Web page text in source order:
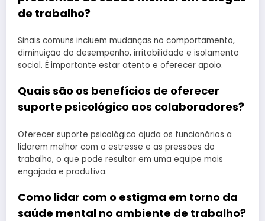
de trabalho?
Sinais comuns incluem mudanças no comportamento,
diminuição do desempenho, irritabilidade e isolamento
social. É importante estar atento e oferecer apoio.
Quais são os benefícios de oferecer
suporte psicológico aos colaboradores?
Oferecer suporte psicológico ajuda os funcionários a
lidarem melhor com o estresse e as pressões do
trabalho, o que pode resultar em uma equipe mais
engajada e produtiva.
Como lidar com o estigma em torno da
saúde mental no ambiente de trabalho?